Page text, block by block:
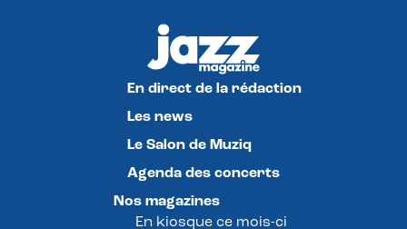
En direct de la rédaction
Les news
Le Salon de Muziq
Agenda des concerts
Nos magazines
En kiosque ce mois-ci